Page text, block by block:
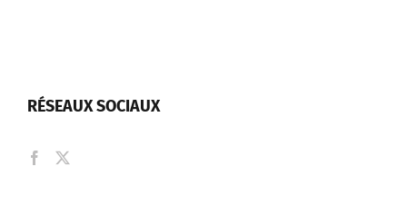
RÉSEAUX SOCIAUX